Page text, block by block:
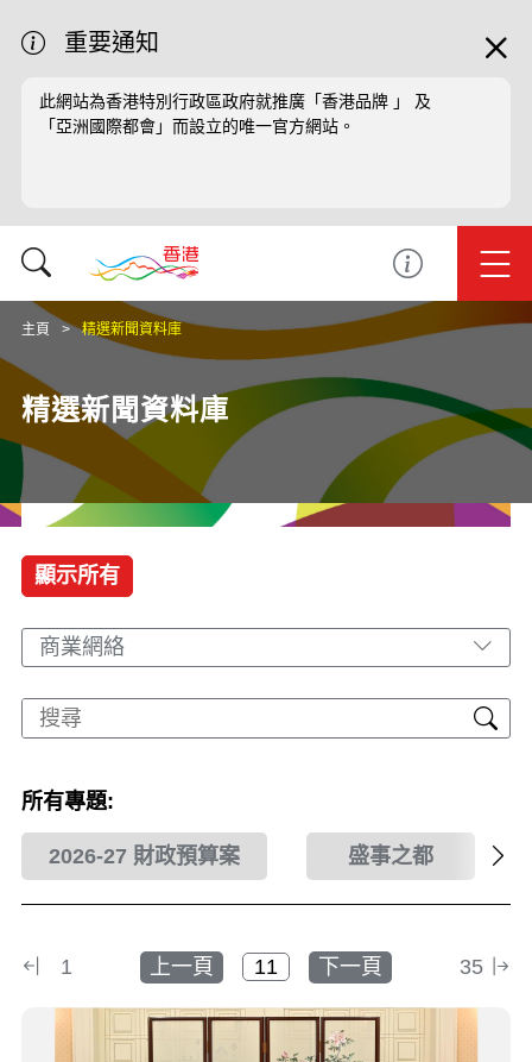
重要通知
此網站為香港特別行政區政府就推廣「香港品牌 」 及
「亞洲國際都會」而設立的唯一官方網站。
主頁 精選新聞資料庫
精選新聞資料庫
顯示所有
商業網絡
所有專題:
2026-27 財政預算案 盛事之都
1 上一頁 下一頁 35